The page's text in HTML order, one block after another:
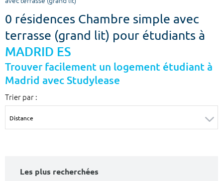
Ville, école
Budget min
€
Budget max
m² m²
0 résidences Chambre simple avec
terrasse (grand lit) pour étudiants à
MADRID ES
Trouver facilement un logement étudiant à
Madrid avec Studylease
Trier par :
Les plus recherchées